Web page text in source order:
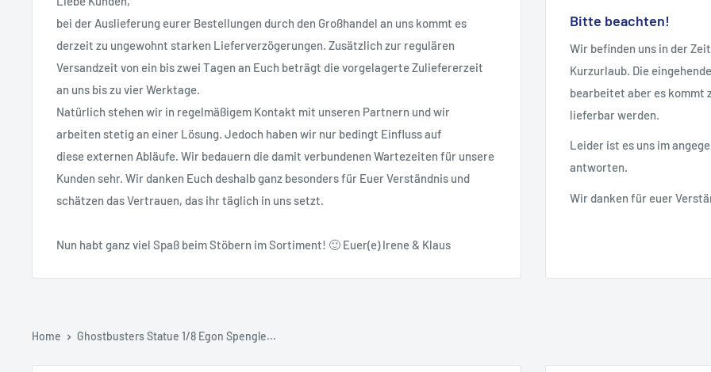
bei der Auslieferung eurer Bestellungen durch den Großhandel an uns kommt es
derzeit zu ungewohnt starken Lieferverzögerungen. Zusätzlich zur regulären
Versandzeit von ein bis zwei Tagen an Euch beträgt die vorgelagerte Zuliefererzeit
an uns bis zu vier Werktage.
Natürlich stehen wir in regelmäßigem Kontakt mit unseren Partnern und wir
arbeiten stetig an einer Lösung. Jedoch haben wir nur bedingt Einfluss auf
diese externen Abläufe. Wir bedauern die damit verbundenen Wartezeiten für unsere
Kunden sehr. Wir danken Euch deshalb ganz besonders für Euer Verständnis und
schätzen das Vertrauen, das ihr täglich in uns setzt.
Nun habt ganz viel Spaß beim Stöbern im Sortiment! 🙂 Euer(e) Irene & Klaus
Bitte beachten!
Wir befinden uns in der
Kurzurlaub. Die
bearbeitet aber es kommt
lieferbar werden.
Leider ist es uns im
antworten.
Wir danken für euer
Home Ghostbusters Statue 1/8 Egon Spengle...